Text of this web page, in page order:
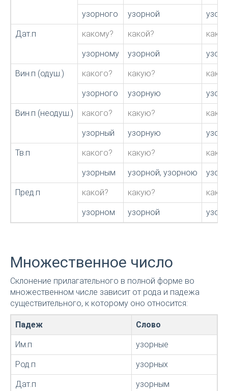
узорного узорной
Дат.п какому? какой?
узорному узорной
Вин.п (одуш.) какого? какую?
узорного узорную
Вин.п (неодуш.) какого? какую?
узорный узорную
Тв.п какого? какую?
узорным узорной, узорною
Пред.п какой? какую?
узорном узорной
Множественное число
Склонение прилагательного в полной форме во
множественном числе зависит от рода и падежа
существительного, к которому оно относится:
Падеж Слово
Им.п узорные
Род.п узорных
Дат.п узорным